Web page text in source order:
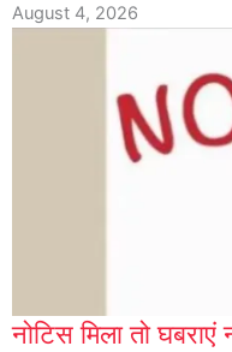
August 4, 2026
नोटिस मिला तो